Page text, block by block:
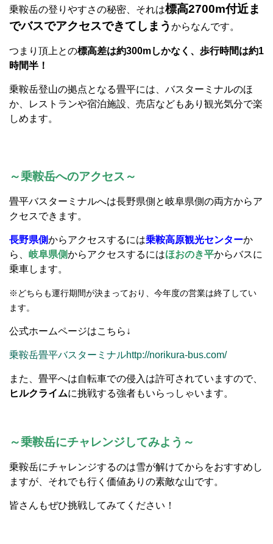
乗鞍岳の登りやすさの秘密、それは標高2700m付近ま
でバスでアクセスできてしまう からなんです。
つまり頂上との標高差は約300mしかなく、歩行時間は約1
時間半！
乗鞍岳登山の拠点となる畳平には、バスターミナルのほ
か、レストランや宿泊施設、売店などもあり観光気分で楽
しめます。
～乗鞍岳へのアクセス～
畳平バスターミナルへは長野県側と岐阜県側の両方からア
クセスできます。
長野県側からアクセスするには乗鞍高原観光センターか
ら、 岐阜県側からアクセスするにはほおのき平からバスに
乗車します。
※どちらも運行期間が決まっており、今年度の営業は終了してい
ます。
公式ホームページはこちら↓
乗鞍岳畳平バスターミナルhttp://norikura-bus.com/
また、畳平へは自転車での侵入は許可されていますので、
ヒルクライムに挑戦する強者もいらっしゃいます。
～乗鞍岳にチャレンジしてみよう～
乗鞍岳にチャレンジするのは雪が解けてからをおすすめし
ますが、それでも行く価値ありの素敵な山です。
皆さんもぜひ挑戦してみてください！